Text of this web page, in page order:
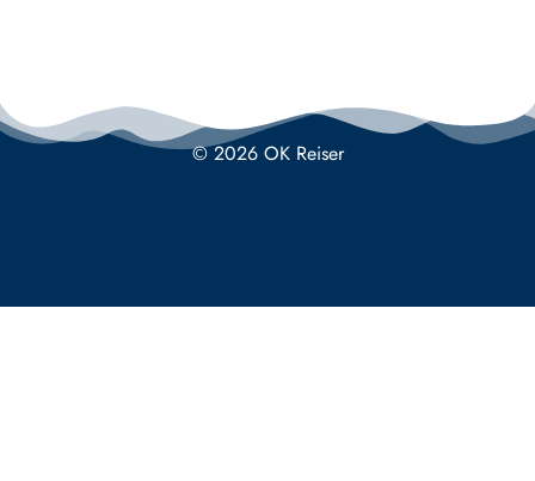
© 2026 OK Reiser